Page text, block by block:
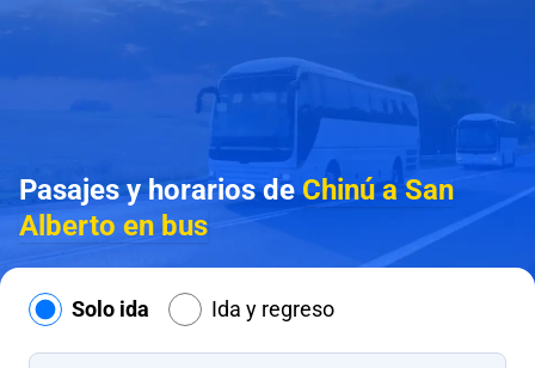
Pasajes y horarios deChinú a San
Alberto en bus
Solo ida Ida y regreso